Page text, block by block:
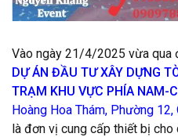
Vào ngày 21/4/2025 vừa qua
DỰ ÁN ĐẦU TƯ XÂY DỰNG
TRẠM KHU VỰC PHÍA NAM-
Hoàng Hoa Thám, Phường 12,
là đơn vị cung cấp thiết bị